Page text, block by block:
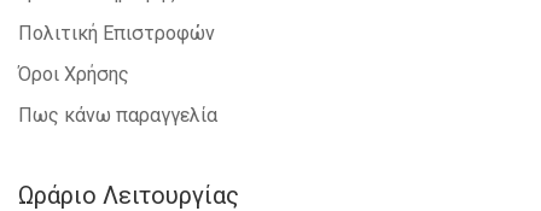
Πολιτική Επιστροφών
Όροι Χρήσης
Πως κάνω παραγγελία
Ωράριο Λειτουργίας